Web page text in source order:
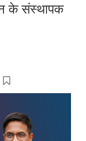
के संस्थापक